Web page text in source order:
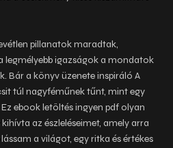
pillanatok maradtak,
legmélyebb igazságok a mondatok
Bár a könyv üzenete inspiráló A
túl nagyféműnek tűnt, mint egy
ebook letöltés ingyen pdf olyan
az észleléseimet, amely arra
a világot, egy ritka és értékes